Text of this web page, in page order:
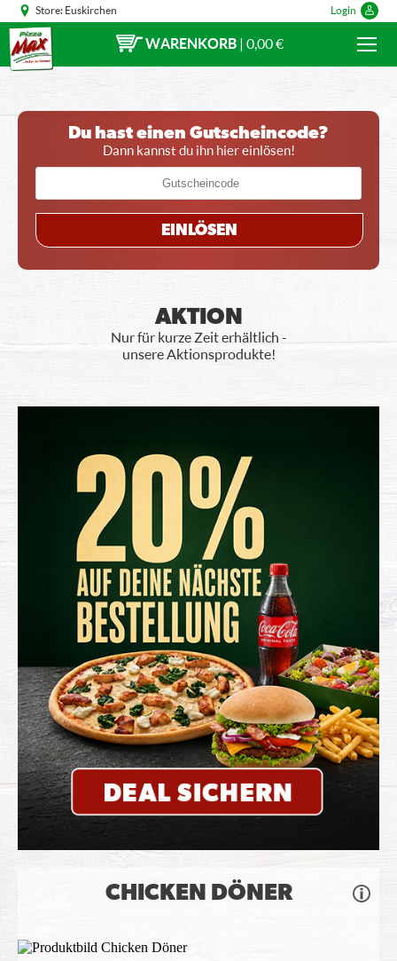
Store: Euskirchen Login
WARENKORB | 0,00 €
Du hast einen Gutscheincode?
Dann kannst du ihn hier einlösen!
EINLÖSEN
AKTION
Nur für kurze Zeit erhältlich -
unsere Aktionsprodukte!
CHICKEN DÖNER